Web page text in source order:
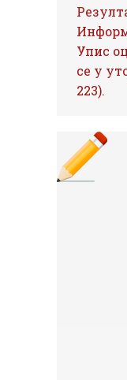
Упис
се у
223).